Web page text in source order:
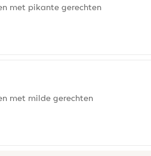
met pikante gerechten
met milde gerechten